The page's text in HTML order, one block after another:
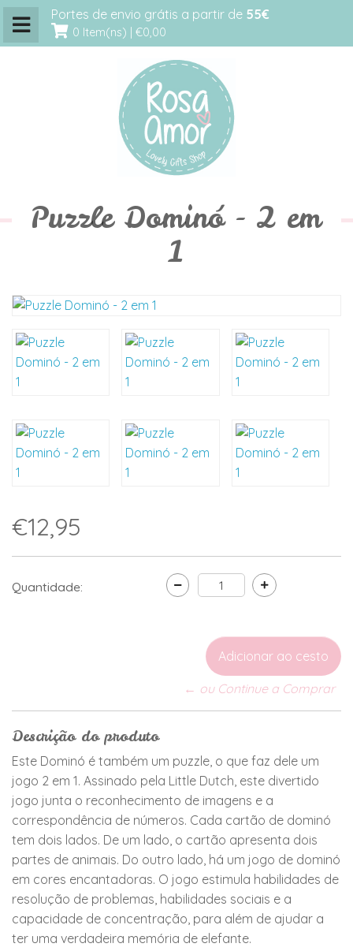
Portes de envio grátis a partir de 55€
0 Item(ns) | €0,00
Puzzle Dominó - 2 em
1
€12,95
Quantidade:
← ou Continue a Comprar
Descrição do produto
Este Dominó é também um puzzle, o que faz dele um
jogo 2 em 1. Assinado pela Little Dutch, este divertido
jogo junta o reconhecimento de imagens e a
correspondência de números. Cada cartão de dominó
tem dois lados. De um lado, o cartão apresenta dois
partes de animais. Do outro lado, há um jogo de dominó
em cores encantadoras. O jogo estimula habilidades de
resolução de problemas, habilidades sociais e a
capacidade de concentração, para além de ajudar a
ter uma verdadeira memória de elefante.